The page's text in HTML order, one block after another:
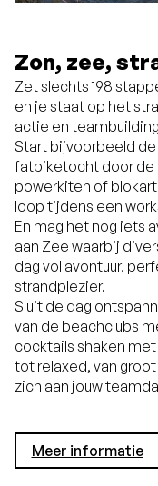
Zon, zee,
Zet slechts 198
en je staat op het
actie en
Start bijvoorbeeld
fatbiketocht door de
powerkiten of
loop tijdens een
En mag het nog iets
aan Zee waarbij
dag vol avontuur,
strandplezier.
Sluit de dag
van de beachclubs
cocktails shaken
tot relaxed, van
zich aan jouw
Meer informatie